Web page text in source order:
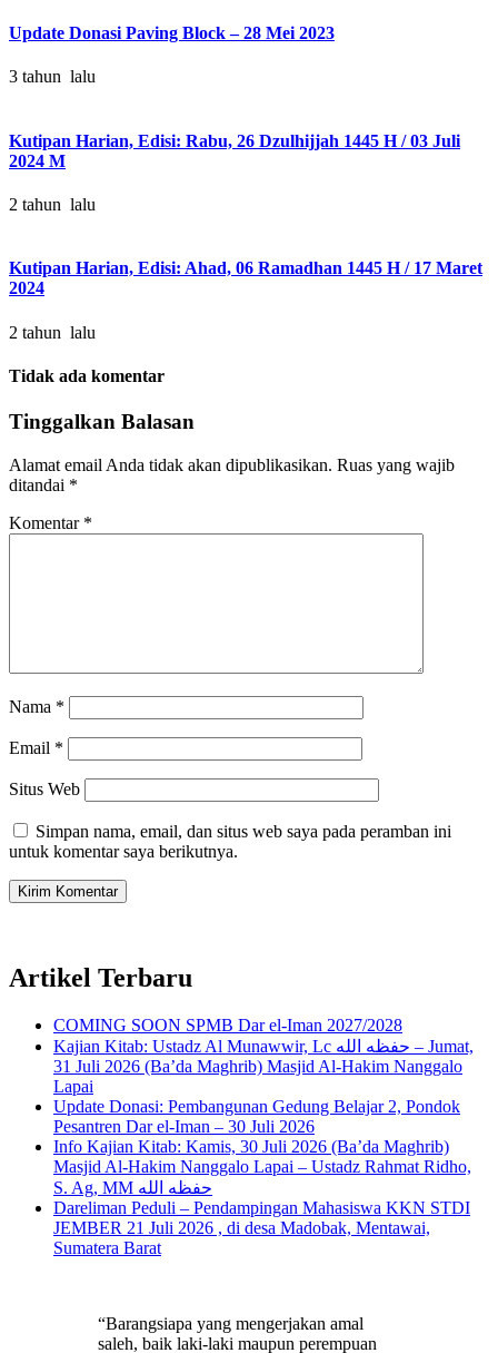
Update Donasi Paving Block – 28 Mei 2023
3 tahun lalu
Kutipan Harian, Edisi: Rabu, 26 Dzulhijjah 1445 H / 03 Juli
2024 M
2 tahun lalu
Kutipan Harian, Edisi: Ahad, 06 Ramadhan 1445 H / 17 Maret
2024
2 tahun lalu
Tidak ada komentar
Tinggalkan Balasan
Alamat email Anda tidak akan dipublikasikan. Ruas yang wajib
ditandai *
Komentar *
Nama *
Email *
Situs Web
Simpan nama, email, dan situs web saya pada peramban ini
untuk komentar saya berikutnya.
Artikel Terbaru
COMING SOON SPMB Dar el-Iman 2027/2028
Kajian Kitab: Ustadz Al Munawwir, Lc حفظه الله – Jumat,
31 Juli 2026 (Ba’da Maghrib) Masjid Al-Hakim Nanggalo
Lapai
Update Donasi: Pembangunan Gedung Belajar 2, Pondok
Pesantren Dar el-Iman – 30 Juli 2026
Info Kajian Kitab: Kamis, 30 Juli 2026 (Ba’da Maghrib)
Masjid Al-Hakim Nanggalo Lapai – Ustadz Rahmat Ridho,
S. Ag, MM حفظه الله
Dareliman Peduli – Pendampingan Mahasiswa KKN STDI
JEMBER 21 Juli 2026 , di desa Madobak, Mentawai,
Sumatera Barat
“Barangsiapa yang mengerjakan amal
saleh, baik laki-laki maupun perempuan